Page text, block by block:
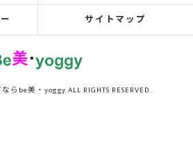
サイトマップ
らbe美・yoggy ALL RIGHTS RESERVED.